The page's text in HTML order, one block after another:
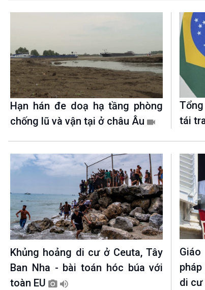
Chân dung cuộc sống
Các chương trình đặc biệt
Hạn hán đe doạ hạ tầng phòng
chống lũ và vận tại ở châu Âu
tái
Khủng hoảng di cư ở Ceuta, Tây
Ban Nha - bài toán hóc búa với
toàn EU
di cư